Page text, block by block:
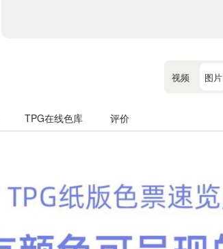
视频 图片
TPG在线色库 评价